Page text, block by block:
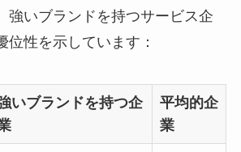
強いブランドを持つサービス企
位性を示しています：
いブランドを持つ企
平均的企
業